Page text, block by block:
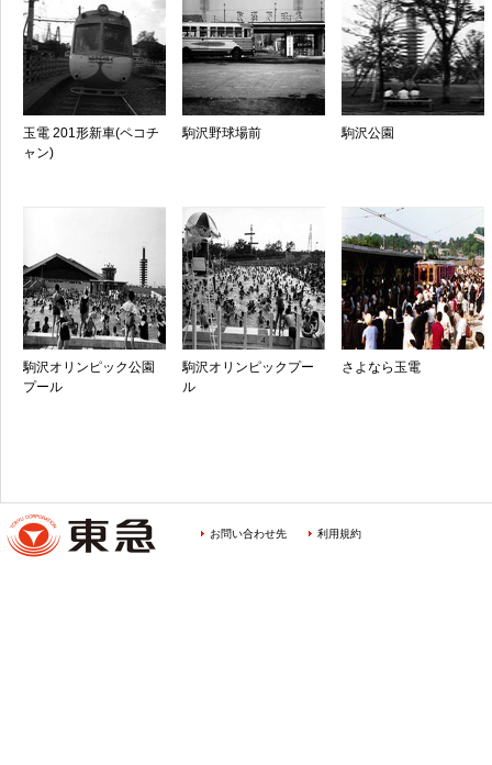
玉電 201形新車(ペコチ
ャン)
駒沢野球場前 駒沢公園
駒沢オリンピック公園
プール
駒沢オリンピックプー
ル
さよなら玉電
お問い合わせ先 利用規約